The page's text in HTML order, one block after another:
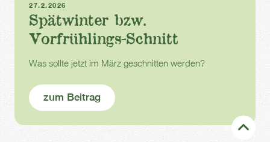
27.2.2026
Spätwinter bzw.
Vorfrühlings-Schnitt
Was sollte jetzt im März geschnitten werden?
zum Beitrag